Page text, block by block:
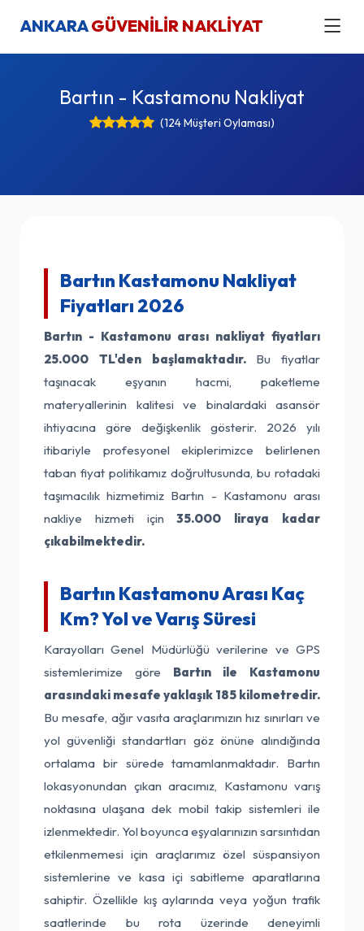
ANKARAGÜVENİLİR NAKLİYAT
Bartın - Kastamonu Nakliyat
(124 Müşteri Oylaması)
Bartın Kastamonu Nakliyat
Fiyatları 2026
Bartın - Kastamonu arası nakliyat fiyatları
25.000 TL'den başlamaktadır.Bu fiyatlar
taşınacak eşyanın hacmi, paketleme
materyallerinin kalitesi ve binalardaki asansör
ihtiyacına göre değişkenlik gösterir. 2026 yılı
itibariyle profesyonel ekiplerimizce belirlenen
taban fiyat politikamız doğrultusunda, bu rotadaki
taşımacılık hizmetimiz Bartın - Kastamonu arası
nakliye hizmeti için35.000 liraya kadar
çıkabilmektedir.
Bartın Kastamonu Arası Kaç
Km? Yol ve Varış Süresi
Karayolları Genel Müdürlüğü verilerine ve GPS
sistemlerimize göre Bartın ile Kastamonu
arasındaki mesafe yaklaşık 185 kilometredir.
Bu mesafe, ağır vasıta araçlarımızın hız sınırları ve
yol güvenliği standartları göz önüne alındığında
ortalama bir sürede tamamlanmaktadır. Bartın
lokasyonundan çıkan aracımız, Kastamonu varış
noktasına ulaşana dek mobil takip sistemleri ile
izlenmektedir. Yol boyunca eşyalarınızın sarsıntıdan
etkilenmemesi için araçlarımız özel süspansiyon
sistemlerine ve kasa içi sabitleme aparatlarına
sahiptir. Özellikle kış aylarında veya yoğun trafik
saatlerinde bu rota üzerinde deneyimli